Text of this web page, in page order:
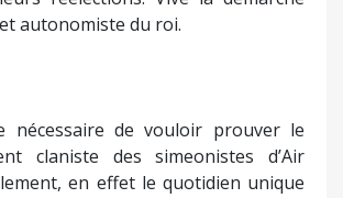
autonomiste du roi.
nécessaire de vouloir prouver le
claniste des simeonistes d’Air
en effet le quotidien unique